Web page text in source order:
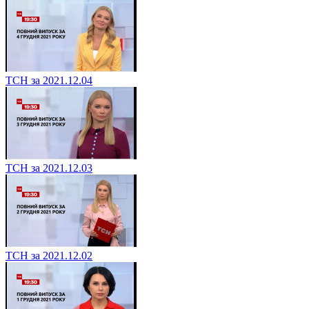
ТСН за 2021.12.04
ТСН за 2021.12.03
ТСН за 2021.12.02